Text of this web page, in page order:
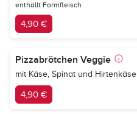
enthällt Formfleisch
4,90 €
Pizzabrötchen Veggie
mit Käse, Spinat und Hirtenkäse
4,90 €